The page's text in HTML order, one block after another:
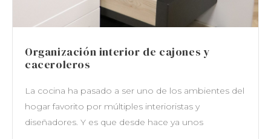
Organización interior de cajones y
caceroleros
La cocina ha pasado a ser uno de los ambientes del
hogar favorito por múltiples interioristas y
diseñadores. Y es que desde hace ya unos